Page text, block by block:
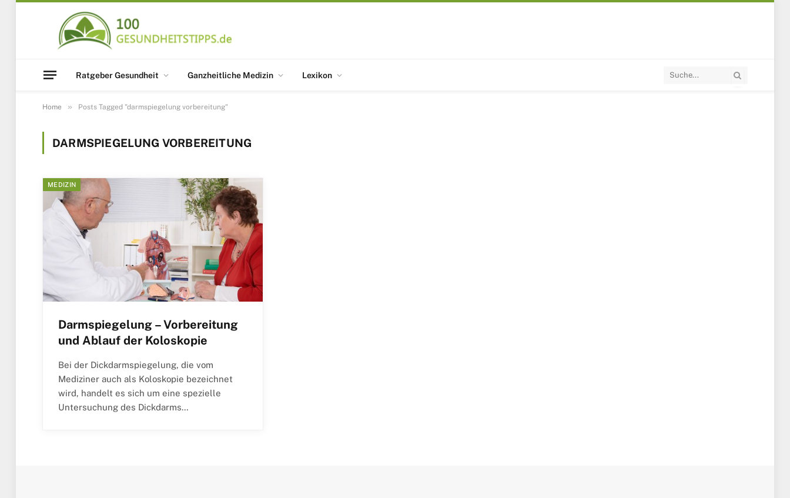
Ratgeber Gesundheit Ganzheitliche Medizin Lexikon
Home » Posts Tagged "darmspiegelung vorbereitung"
DARMSPIEGELUNG VORBEREITUNG
MEDIZIN
Darmspiegelung – Vorbereitung
und Ablauf der Koloskopie
Bei der Dickdarmspiegelung, die vom
Mediziner auch als Koloskopie bezeichnet
wird, handelt es sich um eine spezielle
Untersuchung des Dickdarms…